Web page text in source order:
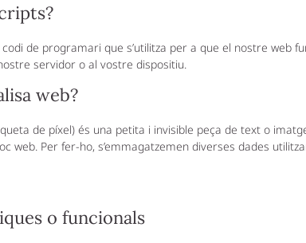
de programari que s’utilitza per a que el nostre web
servidor o al vostre dispositiu.
web?
de píxel) és una petita i invisible peça de text o
web. Per fer-ho, s’emmagatzemen diverses dades
o funcionals